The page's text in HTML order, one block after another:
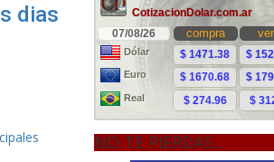
dias
NO TE PIERDAS...